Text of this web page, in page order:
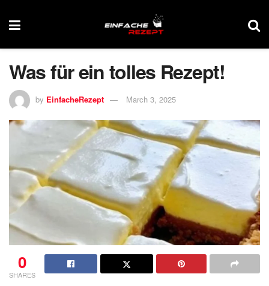
Was für ein tolles Rezept!
by EinfacheRezept March 3, 2025
0
SHARES